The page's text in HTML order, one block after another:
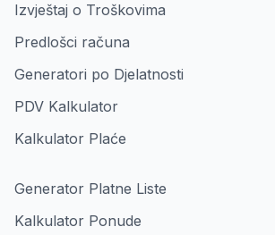
Izvještaj o Troškovima
Predlošci računa
Generatori po Djelatnosti
PDV Kalkulator
Kalkulator Plaće
Generator Platne Liste
Kalkulator Ponude